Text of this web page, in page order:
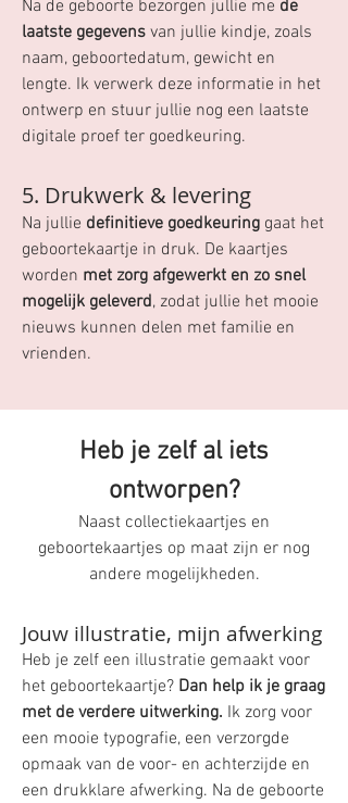
Na de geboorte bezorgen jullie me de
laatste gegevens van jullie kindje, zoals
naam, geboortedatum, gewicht en
lengte. Ik verwerk deze informatie in het
ontwerp en stuur jullie nog een laatste
digitale proef ter goedkeuring.
5. Drukwerk & levering
Na jullie definitieve goedkeuring gaat het
geboortekaartje in druk. De kaartjes
worden met zorg afgewerkt en zo snel
mogelijk geleverd, zodat jullie het mooie
nieuws kunnen delen met familie en
vrienden.
Heb je zelf al iets
ontworpen?
Naast collectiekaartjes en
geboortekaartjes op maat zijn er nog
andere mogelijkheden.
Jouw illustratie, mijn afwerking
Heb je zelf een illustratie gemaakt voor
het geboortekaartje? Dan help ik je graag
met de verdere uitwerking. Ik zorg voor
een mooie typografie, een verzorgde
opmaak van de voor- en achterzijde en
een drukklare afwerking. Na de geboorte